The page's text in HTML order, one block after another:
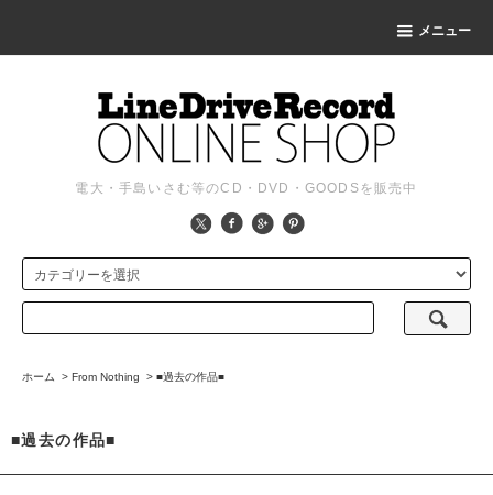
メニュー
電大・手島いさむ等のCD・DVD・GOODSを販売中
ホーム > From Nothing > ■過去の作品■
■過去の作品■